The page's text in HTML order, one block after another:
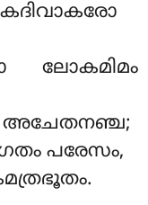
ലോകമിമം
പരേസം,